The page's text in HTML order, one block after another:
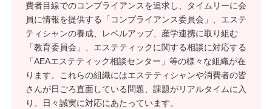
費者目線でのコンプライアンスを追求し、タイムリーに会
員に情報を提供する「コンプライアンス委員会」、エステ
ティシャンの養成、レベルアップ、産学連携に取り組む
「教育委員会」、エステティックに関する相談に対応する
「AEAエステティック相談センター」等の様々な組織が在
ります。これらの組織にはエステティシャンや消費者の皆
さんが日ごろ直面している問題、課題がリアルタイムに入
り、日々誠実に対応にあたっています。